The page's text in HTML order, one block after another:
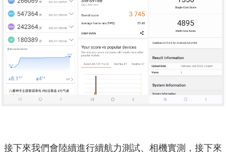
接下來我們會陸續進行續航力測試、相機實測，接下來